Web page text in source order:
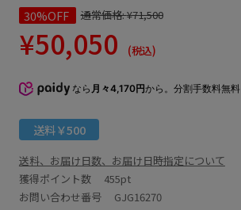
30%OFF 通常価格:¥71,500
¥50,050 (税込)
なら 月々4,170円から。分割手数料無料
送料￥500
送料、お届け日数、お届け日時指定について
獲得ポイント数 455pt
お問い合わせ番号 GJG16270